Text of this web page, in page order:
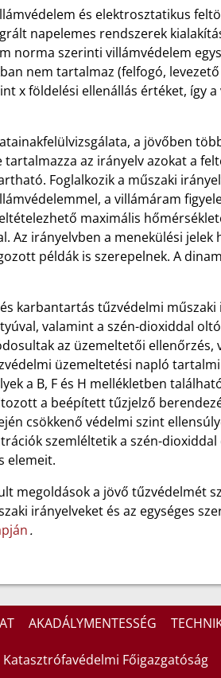
és elektrosztatikus
napelemes rendszerek
norma szerinti villámvédelem
nem tartalmaz (felfogó,
x földelési ellenállás értéket, így a
a jövőben
az irányelv azokat a
Foglalkozik a műszaki
a villámáram
maximális
Az irányelvben a menekülési
példák is szerepelnek. A
karbantartás tűzvédelmi
valamint a szén-dioxiddal
az üzemeltetői ellenőrzés,
üzemeltetési napló
a B, F és H mellékletben
a beépített tűzjelző
csökkenő védelmi szint
szemléltetik a szén-
elemeit.
megoldások a jövő tűzvédelmét
irányelveket és az egységes
.
AKADÁLYMENTESSÉG
Főigazgatóság